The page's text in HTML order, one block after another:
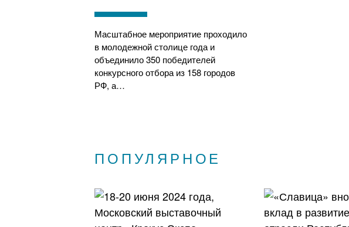
Масштабное мероприятие проходило
в молодежной столице года и
объединило 350 победителей
конкурсного отбора из 158 городов
РФ, а…
ПОПУЛЯРНОЕ